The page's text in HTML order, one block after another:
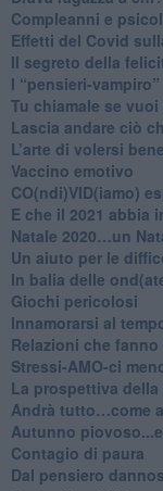
​Compleanni e
Effetti del Covid
Il segreto della
​I “pensieri-vampiro”
​Tu chiamale se
​Lascia andare ciò
L’arte di volersi bene
​Vaccino emotivo
CO(ndi)VID(iamo)
​E che il 2021 abbia
​Natale 2020…un
Un aiuto per le
​In balia delle
Giochi pericolosi
Innamorarsi al
​Relazioni che fanno
​Stressi-AMO-ci
​La prospettiva
​Andrà tutto…come
Autunno
​Contagio di paura
​Dal pensiero